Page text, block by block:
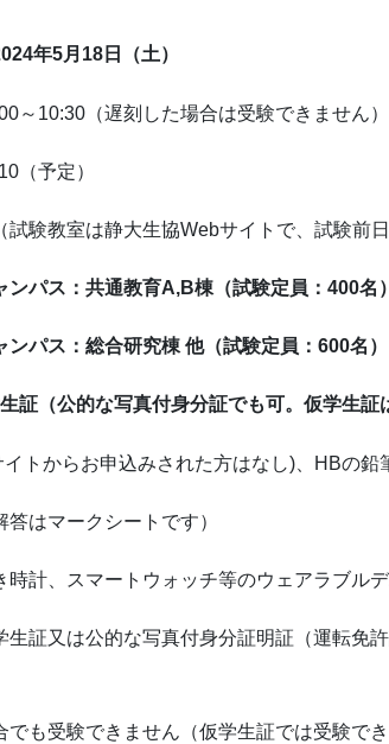
年5月18日（土）
～10:30（遅刻した場合は受験できません）
（予定）
試験教室は静大生協Webサイトで、試験前
ス：共通教育A,B棟（試験定員：400名）
ス：総合研究棟 他（試験定員：600名）
証 （公的な写真付⾝分証でも可。仮学⽣証
トからお申込みされた方はなし)、HBの鉛
答はマークシートです）
時計、スマートウォッチ等のウェアラブル
又は公的な写真付身分証明証（運転免許
でも受験できません（仮学生証では受験で